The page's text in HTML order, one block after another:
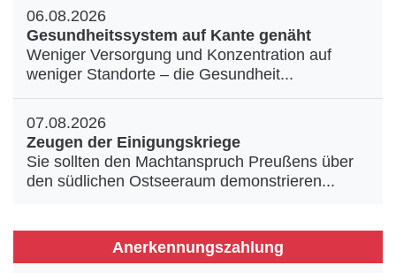
06.08.2026
Gesundheitssystem auf Kante genäht
Weniger Versorgung und Konzentration auf
weniger Standorte – die Gesundheit...
07.08.2026
Zeugen der Einigungskriege
Sie sollten den Machtanspruch Preußens über
den südlichen Ostseeraum demonstrieren...
Anerkennungszahlung